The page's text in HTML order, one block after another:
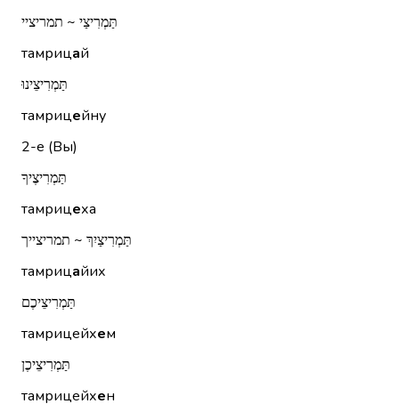
תַּמְרִיצַי ~ תמריציי
тамрицай
תַּמְרִיצֵינוּ
тамрицейну
2-е (Вы)
תַּמְרִיצֶיךָ
тамрицеха
תַּמְרִיצַיִךְ ~ תמריצייך
тамрицайих
תַּמְרִיצֵיכֶם
тамрицейхем
תַּמְרִיצֵיכֶן
тамрицейхен